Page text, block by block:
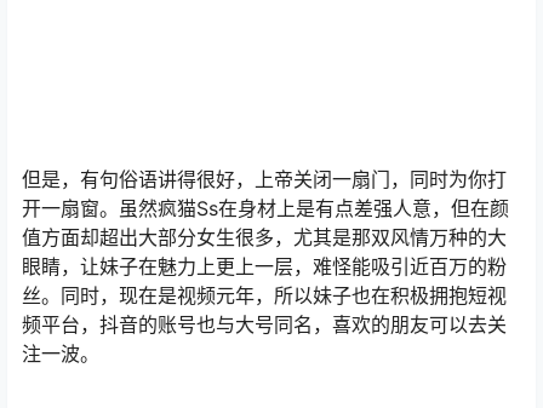
但是，有句俗语讲得很好，上帝关闭一扇门，同时为你打
开一扇窗。虽然疯猫Ss在身材上是有点差强人意，但在颜
值方面却超出大部分女生很多，尤其是那双风情万种的大
眼睛，让妹子在魅力上更上一层，难怪能吸引近百万的粉
丝。同时，现在是视频元年，所以妹子也在积极拥抱短视
频平台，抖音的账号也与大号同名，喜欢的朋友可以去关
注一波。